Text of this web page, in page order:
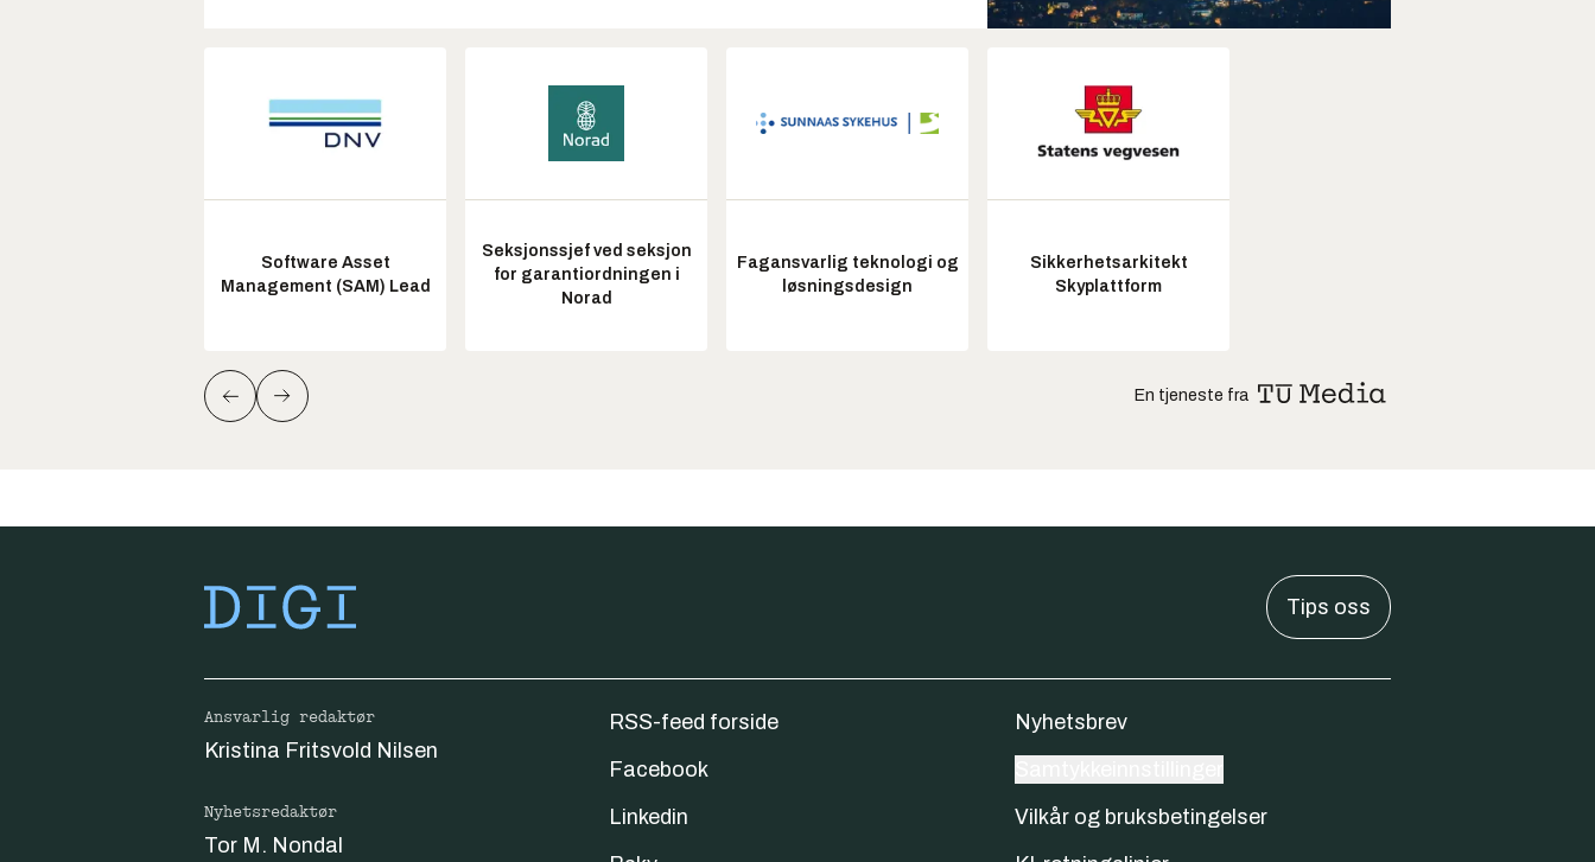
Software Asset
Management (SAM) Lead
Seksjonssjef ved seksjon
for garantiordningen i
Norad
Fagansvarlig teknologi og
løsningsdesign
Sikkerhetsarkitekt
Skyplattform
En tjeneste fra
Tips oss
Ansvarlig redaktør
Kristina Fritsvold Nilsen
Nyhetsredaktør
Tor M. Nondal
RSS-feed forside
Facebook
Linkedin
Nyhetsbrev
Vilkår og bruksbetingelser